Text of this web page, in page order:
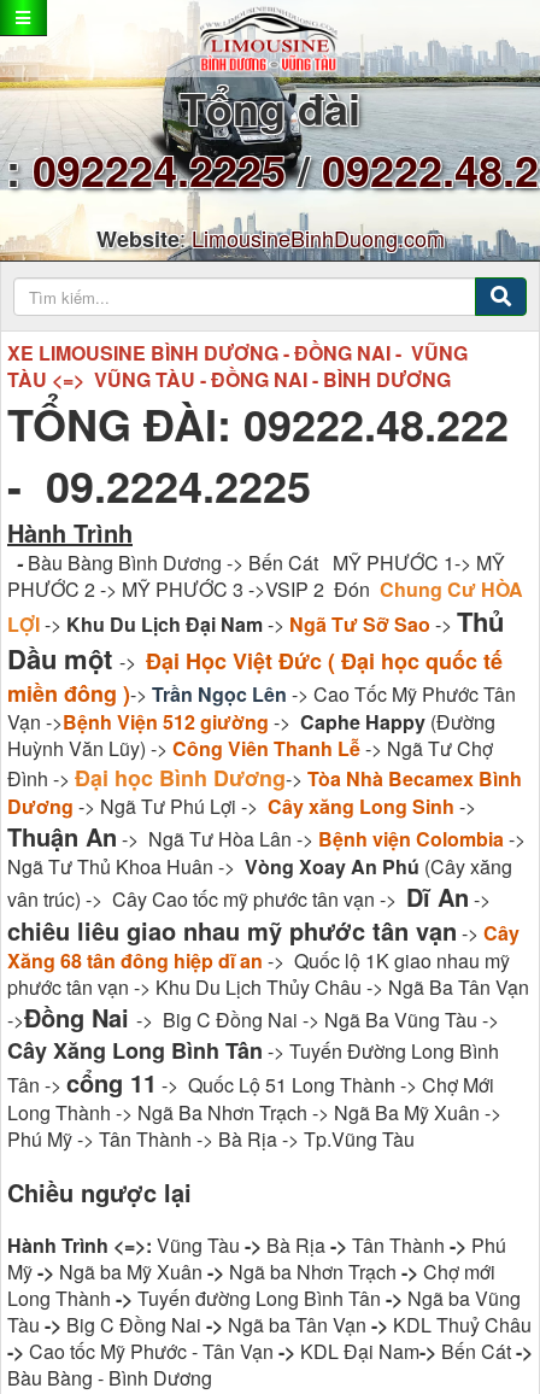
Tổng đài
:092224.2225/
Website:LimousineBinhDuong.com
XE LIMOUSINE BÌNH DƯƠNG - ĐỒNG NAI - VŨNG
TÀU <=> VŨNG TÀU - ĐỒNG NAI - BÌNH DƯƠNG
TỔNG ĐÀI: 09222.48.222
- 09.2224.2225
Hành Trình
-Bàu Bàng Bình Dương -> Bến Cát MỸ PHƯỚC 1-> MỸ
PHƯỚC 2 -> MỸ PHƯỚC 3 ->VSIP 2 Đón Chung Cư HÒA
LỢI-> Khu Du Lịch Đại Nam-> Ngã Tư Sỡ Sao -> Thủ
Dầu một -> Đại Học Việt Đức ( Đại học quốc tế
miền đông )-> Trần Ngọc Lên -> Cao Tốc Mỹ Phước Tân
Vạn ->Bệnh Viện 512 giường -> Caphe Happy (Đường
Huỳnh Văn Lũy) -> Công Viên Thanh Lễ-> Ngã Tư Chợ
Đình -> Đại học Bình Dương-> Tòa Nhà Becamex Bình
Dương -> Ngã Tư Phú Lợi -> Cây xăng Long Sinh ->
Thuận An -> Ngã Tư Hòa Lân -> Bệnh viện Colombia->
Ngã Tư Thủ Khoa Huân -> Vòng Xoay An Phú (Cây xăng
vân trúc) -> Cây Cao tốc mỹ phước tân vạn -> Dĩ An ->
chiêu liêu giao nhau mỹ phước tân vạn -> Cây
Xăng 68 tân đông hiệp dĩ an -> Quốc lộ 1K giao nhau mỹ
phước tân vạn -> Khu Du Lịch Thủy Châu -> Ngã Ba Tân Vạn
->Đồng Nai -> Big C Đồng Nai -> Ngã Ba Vũng Tàu ->
Cây Xăng Long Bình Tân -> Tuyến Đường Long Bình
Tân -> cổng 11 -> Quốc Lộ 51 Long Thành -> Chợ Mới
Long Thành -> Ngã Ba Nhơn Trạch -> Ngã Ba Mỹ Xuân ->
Phú Mỹ -> Tân Thành -> Bà Rịa -> Tp.Vũng Tàu
Chiều ngược lại
Hành Trình <=>: Vũng Tàu -> Bà Rịa-> Tân Thành -> Phú
Mỹ-> Ngã ba Mỹ Xuân -> Ngã ba Nhơn Trạch -> Chợ mới
Long Thành -> Tuyến đường Long Bình Tân -> Ngã ba Vũng
Tàu -> Big C Đồng Nai -> Ngã ba Tân Vạn -> KDL Thuỷ Châu
-> Cao tốc Mỹ Phước - Tân Vạn -> KDL Đại Nam-> Bến Cát->
Bàu Bàng - Bình Dương